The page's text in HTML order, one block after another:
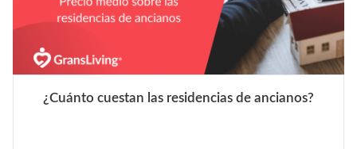
¿Cuánto cuestan las residencias de ancianos?